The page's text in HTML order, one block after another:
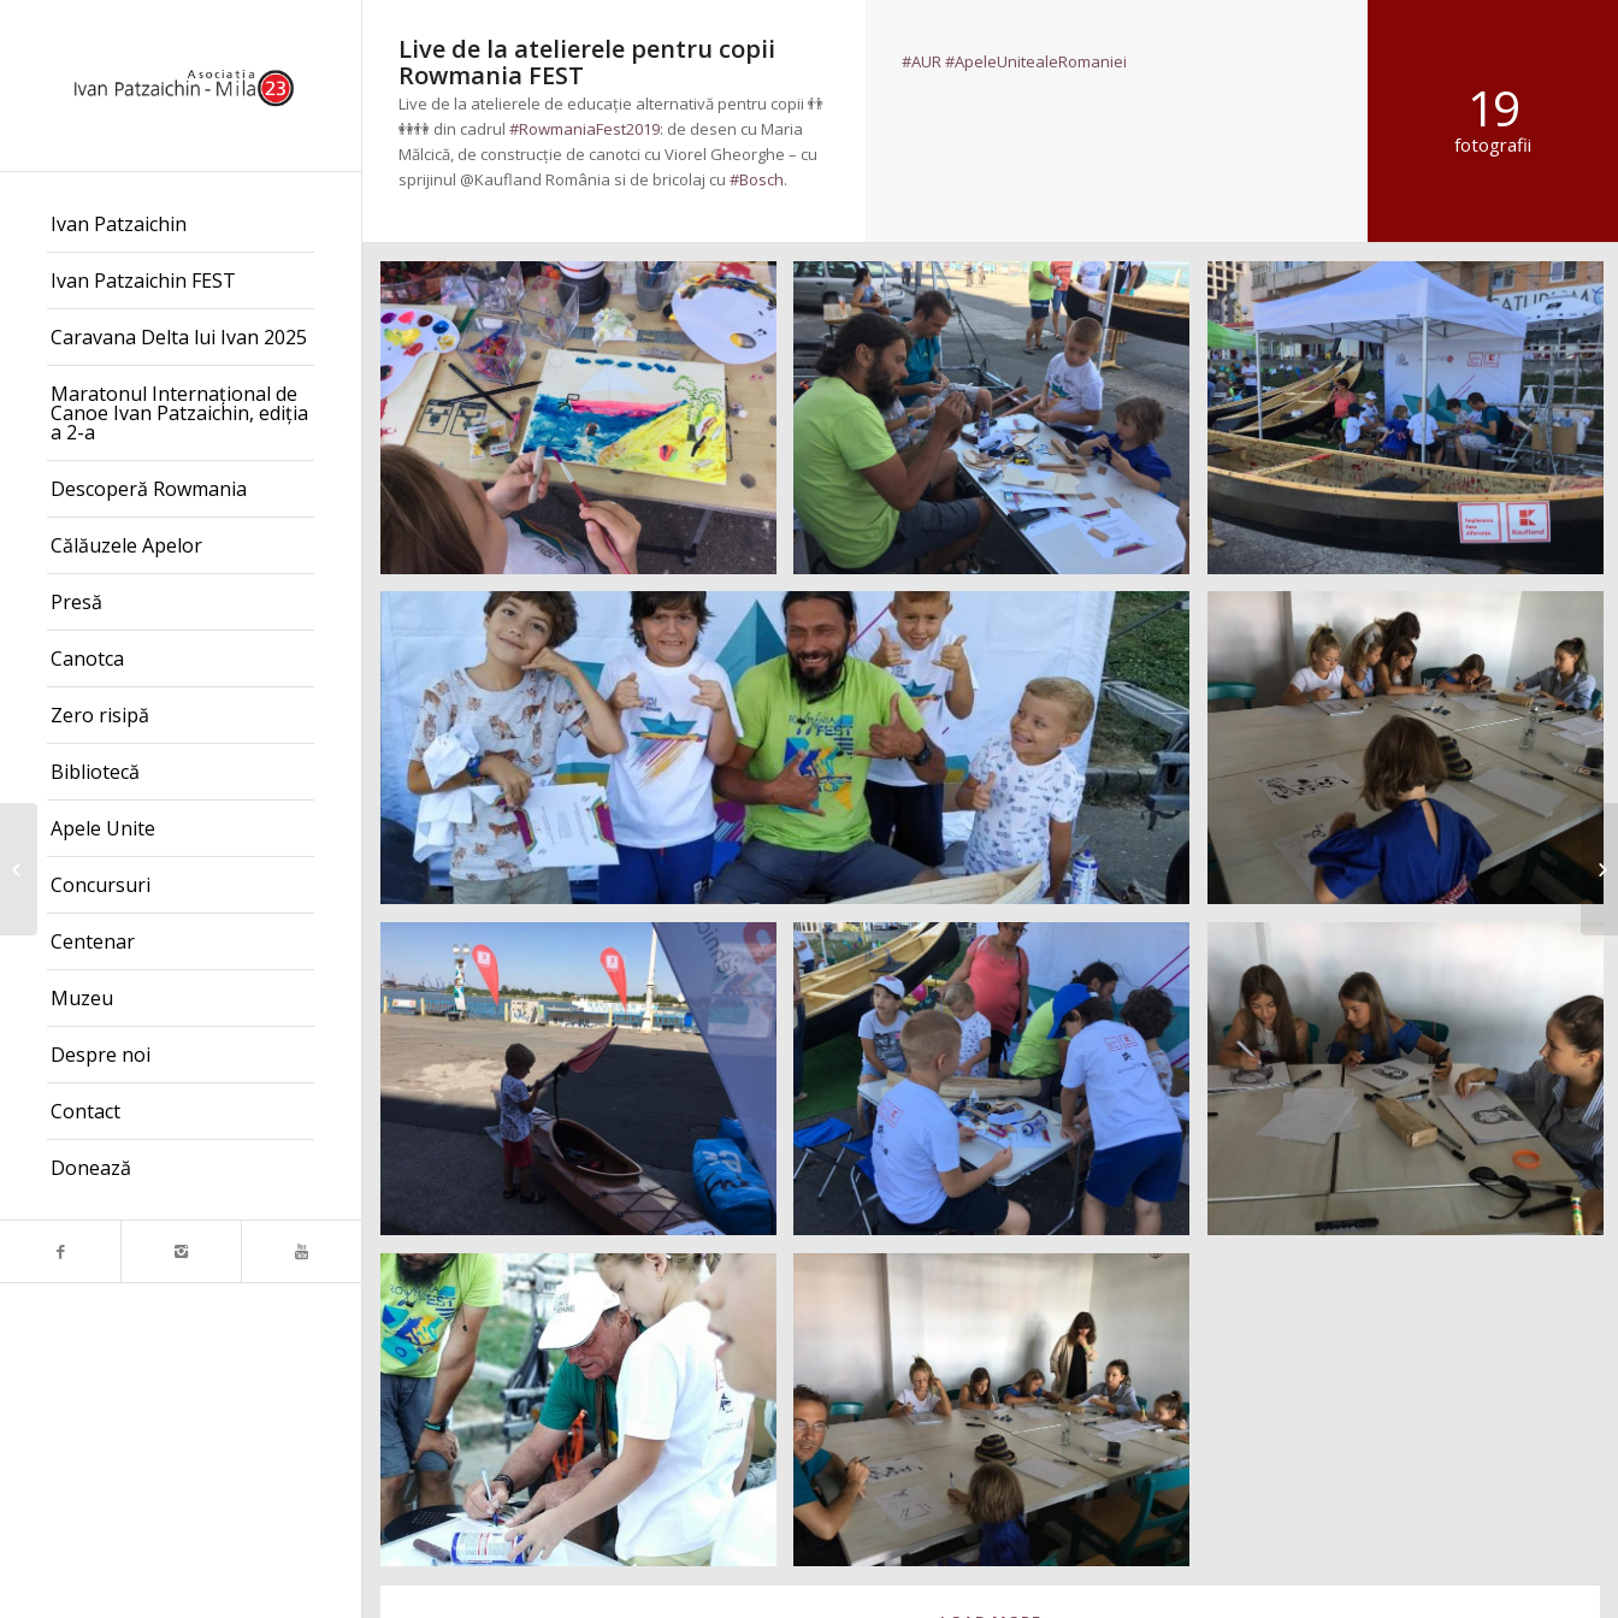
Ivan Patzaichin
Ivan Patzaichin FEST
Caravana Delta lui Ivan 2025
Maratonul Internațional de
Canoe Ivan Patzaichin, ediția
a 2-a
Descoperă Rowmania
Călăuzele Apelor
Presă
Canotca
Zero risipă
Bibliotecă
Apele Unite
Concursuri
Centenar
Muzeu
Despre noi
Contact
Donează
Live de la atelierele pentru copii
Rowmania FEST
Live de la atelierele de educație alternativă pentru copii 👬
👭👫 din cadrul #RowmaniaFest2019: de desen cu Maria
Mălcică, de construcție de canotci cu Viorel Gheorghe – cu
sprijinul @Kaufland România si de bricolaj cu #Bosch.
#AUR#ApeleUnitealeRomaniei
19
fotografii
Suntem în toiul etapei
naționale a competiției
Descoperă Rowmania,
ediția...